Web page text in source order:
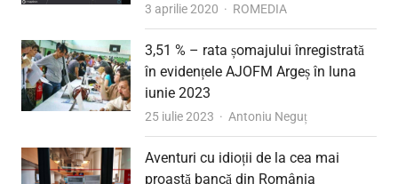
3 aprilie 2020 Author
ROMEDIA
3,51 % – rata șomajului înregistrată
în evidențele AJOFM Argeș în luna
iunie 2023
25 iulie 2023 Author
Antoniu Neguț
Aventuri cu idioții de la cea mai
proastă bancă din România